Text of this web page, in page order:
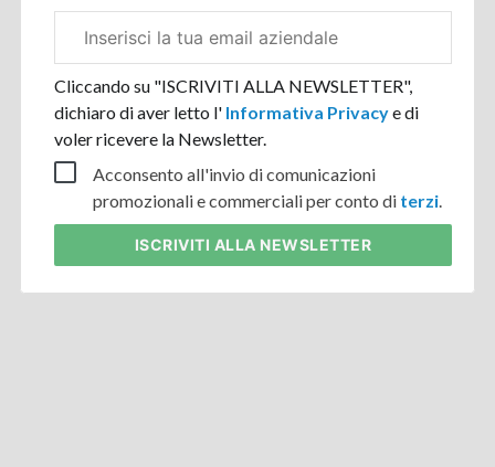
aziendale
Cliccando su "ISCRIVITI ALLA NEWSLETTER",
dichiaro di aver letto l' Informativa Privacye di
voler ricevere la Newsletter.
Acconsento all'invio di comunicazioni
promozionali e commerciali per conto di terzi.
ISCRIVITI ALLA NEWSLETTER